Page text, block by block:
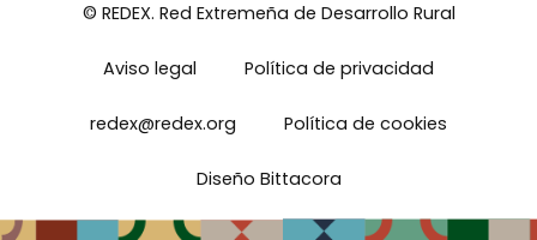
© REDEX. Red Extremeña de Desarrollo Rural
Aviso legal Política de privacidad
redex@redex.org Política de cookies
Diseño Bittacora